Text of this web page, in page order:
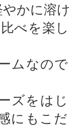
かに溶
べを楽
ムなの
ズをは
にもこ